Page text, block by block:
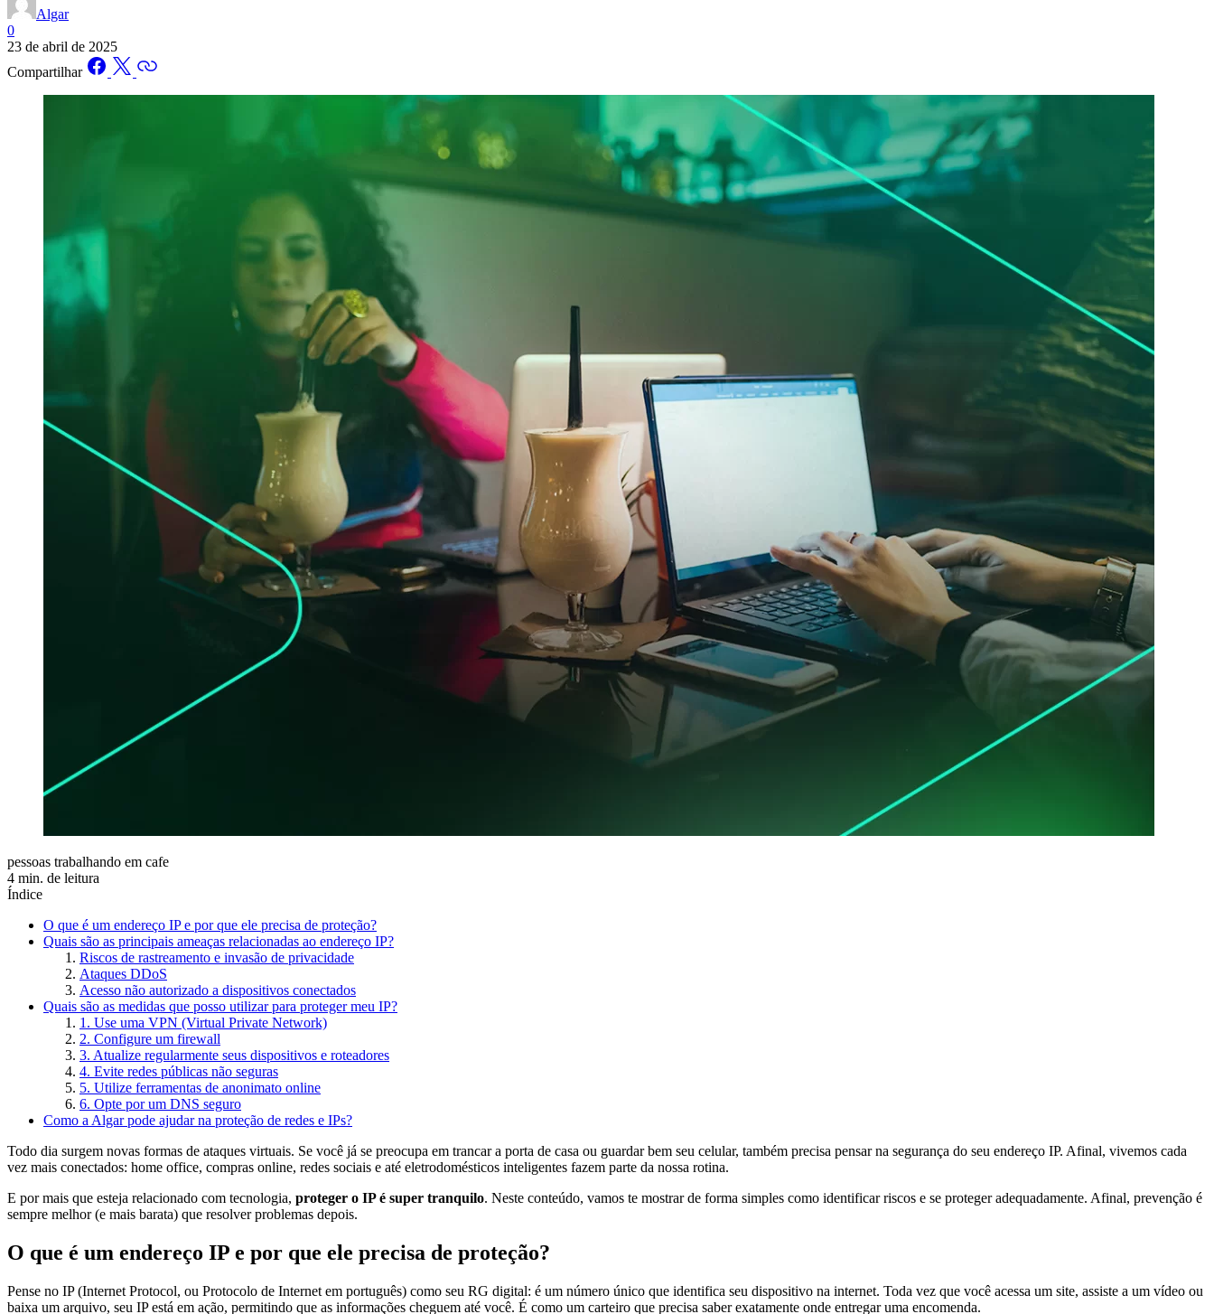
Algar
0
23 de abril de 2025
Compartilhar
pessoas trabalhando em cafe
4 min. de leitura
Índice
O que é um endereço IP e por que ele precisa de proteção?
Quais são as principais ameaças relacionadas ao endereço IP?
Riscos de rastreamento e invasão de privacidade
Ataques DDoS
Acesso não autorizado a dispositivos conectados
Quais são as medidas que posso utilizar para proteger meu IP?
1. Use uma VPN (Virtual Private Network)
2. Configure um firewall
3. Atualize regularmente seus dispositivos e roteadores
4. Evite redes públicas não seguras
5. Utilize ferramentas de anonimato online
6. Opte por um DNS seguro
Como a Algar pode ajudar na proteção de redes e IPs?
Todo dia surgem novas formas de ataques virtuais. Se você já se preocupa em trancar a porta de casa ou guardar bem seu celular, também precisa pensar na segurança do seu endereço IP. Afinal, vivemos cada
vez mais conectados: home office, compras online, redes sociais e até eletrodomésticos inteligentes fazem parte da nossa rotina.
E por mais que esteja relacionado com tecnologia, proteger o IP é super tranquilo. Neste conteúdo, vamos te mostrar de forma simples como identificar riscos e se proteger adequadamente. Afinal, prevenção é
sempre melhor (e mais barata) que resolver problemas depois.
O que é um endereço IP e por que ele precisa de proteção?
Pense no IP (Internet Protocol, ou Protocolo de Internet em português) como seu RG digital: é um número único que identifica seu dispositivo na internet. Toda vez que você acessa um site, assiste a um vídeo ou
baixa um arquivo, seu IP está em ação, permitindo que as informações cheguem até você. É como um carteiro que precisa saber exatamente onde entregar uma encomenda.